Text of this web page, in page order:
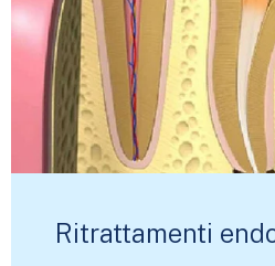
Ritrattamenti